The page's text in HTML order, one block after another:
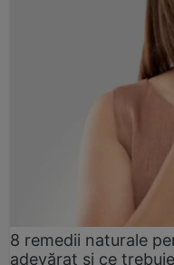
8 remedii naturale
adevărat și ce